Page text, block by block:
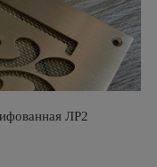
ЛР2